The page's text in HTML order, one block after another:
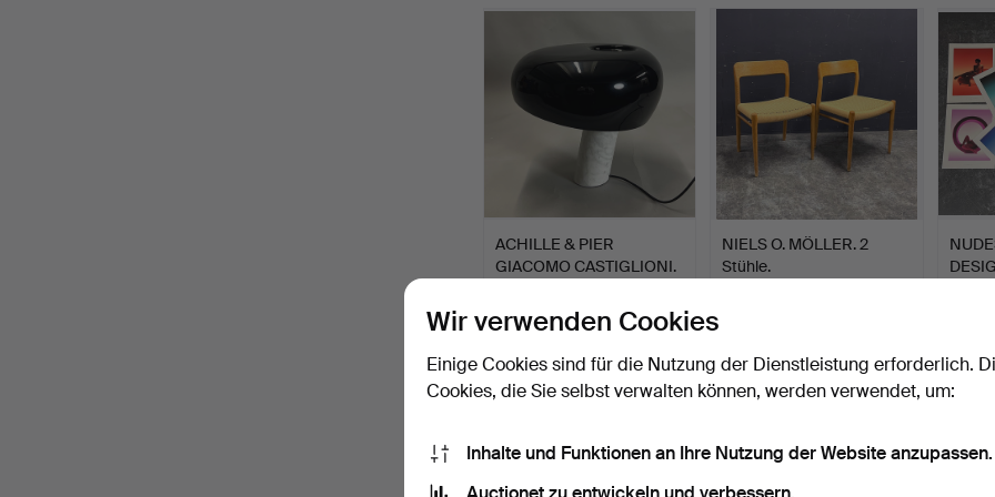
ACHILLE & PIER
GIACOMO CASTIGLIONI.
3 Gebote
545 USD
NIELS O. MÖLLER. 2
Stühle.
Wir verwenden Cookies
Einige Cookies sind für die Nutzung der Dienstleistung erforderlich.
Cookies, die Sie selbst verwalten können, werden verwendet, um:
Inhalte und Funktionen an Ihre Nutzung der Website anzupassen.